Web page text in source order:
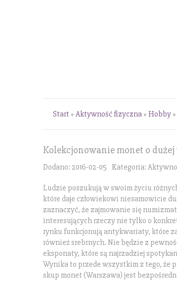
Start » Aktywność fizyczna » Hobby »
Kolekcjonowanie monet o
Dodano: 2016-02-05 Kategoria:
Ludzie poszukują w swoim życiu
które daje człowiekowi niesamowicie
zaznaczyć, że zajmowanie się
interesujących rzeczy nie tylko o
rynku funkcjonują antykwariaty, które
również srebrnych. Nie będzie z
eksponaty, które są najrzadziej
Wynika to przede wszystkim z tego, że
skup monet (Warszawa) jest